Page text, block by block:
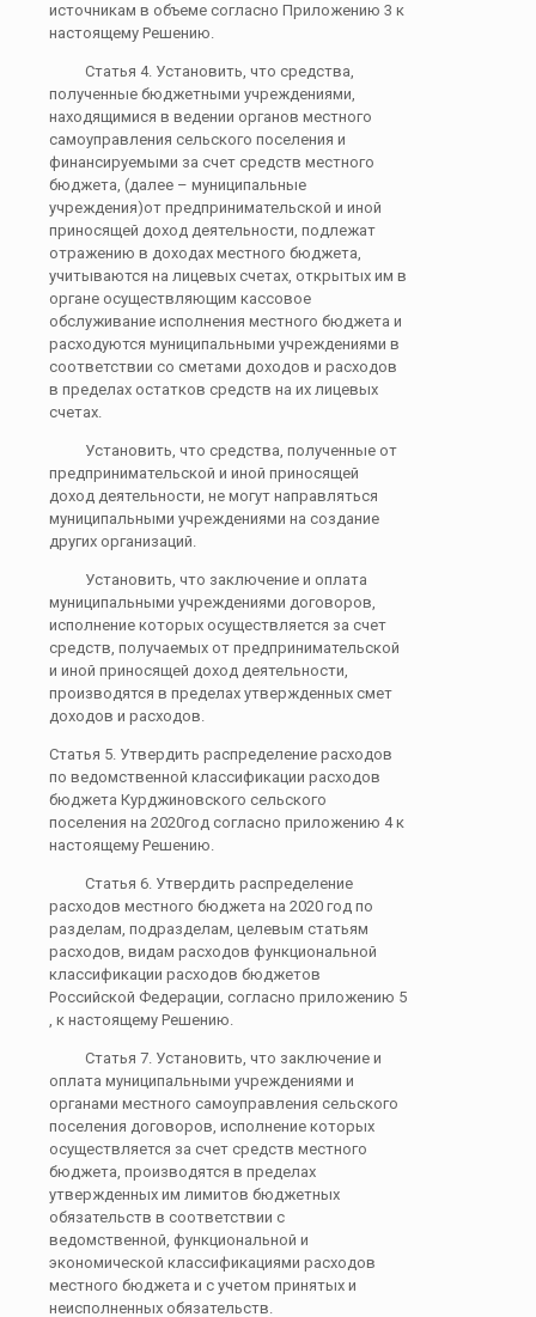
источникам в объеме согласно Приложению 3 к
настоящему Решению.
Статья 4. Установить, что средства,
полученные бюджетными учреждениями,
находящимися в ведении органов местного
самоуправления сельского поселения и
финансируемыми за счет средств местного
бюджета, (далее – муниципальные
учреждения)от предпринимательской и иной
приносящей доход деятельности, подлежат
отражению в доходах местного бюджета,
учитываются на лицевых счетах, открытых им в
органе осуществляющим кассовое
обслуживание исполнения местного бюджета и
расходуются муниципальными учреждениями в
соответствии со сметами доходов и расходов
в пределах остатков средств на их лицевых
счетах.
Установить, что средства, полученные от
предпринимательской и иной приносящей
доход деятельности, не могут направляться
муниципальными учреждениями на создание
других организаций.
Установить, что заключение и оплата
муниципальными учреждениями договоров,
исполнение которых осуществляется за счет
средств, получаемых от предпринимательской
и иной приносящей доход деятельности,
производятся в пределах утвержденных смет
доходов и расходов.
Статья 5. Утвердить распределение расходов
по ведомственной классификации расходов
бюджета Курджиновского сельского
поселения на 2020год согласно приложению 4 к
настоящему Решению.
Статья 6. Утвердить распределение
расходов местного бюджета на 2020 год по
разделам, подразделам, целевым статьям
расходов, видам расходов функциональной
классификации расходов бюджетов
Российской Федерации, согласно приложению 5
, к настоящему Решению.
Статья 7. Установить, что заключение и
оплата муниципальными учреждениями и
органами местного самоуправления сельского
поселения договоров, исполнение которых
осуществляется за счет средств местного
бюджета, производятся в пределах
утвержденных им лимитов бюджетных
обязательств в соответствии с
ведомственной, функциональной и
экономической классификациями расходов
местного бюджета и с учетом принятых и
неисполненных обязательств.